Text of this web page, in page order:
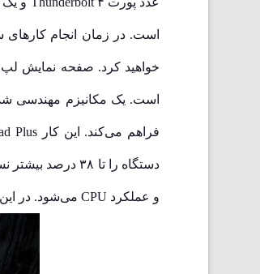
و عملکرد CPU می‌شود. در این مقاله